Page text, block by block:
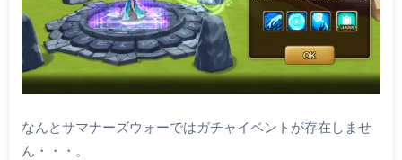
なんとサマナーズウォーではガチャイベントが存在しませ
ん・・・。